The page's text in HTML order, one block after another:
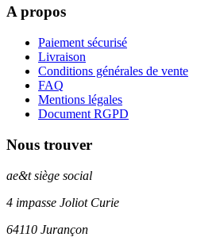
A propos
Paiement sécurisé
Livraison
Conditions générales de vente
FAQ
Mentions légales
Document RGPD
Nous trouver
ae&tsiège social
4 impasse Joliot Curie
64110 Jurançon